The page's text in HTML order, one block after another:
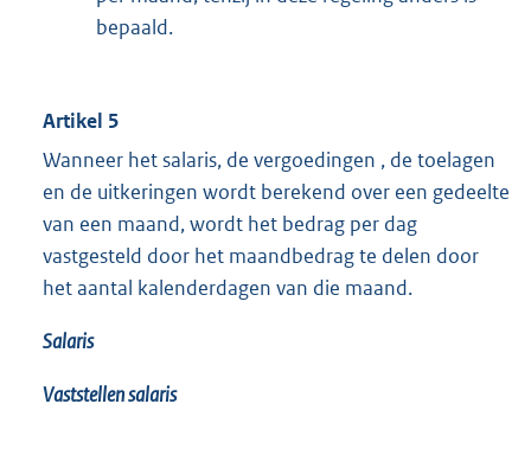
bepaald.
Artikel 5
Wanneer het salaris, de vergoedingen , de toelagen
en de uitkeringen wordt berekend over een gedeelte
van een maand, wordt het bedrag per dag
vastgesteld door het maandbedrag te delen door
het aantal kalenderdagen van die maand.
Salaris
Vaststellensalaris